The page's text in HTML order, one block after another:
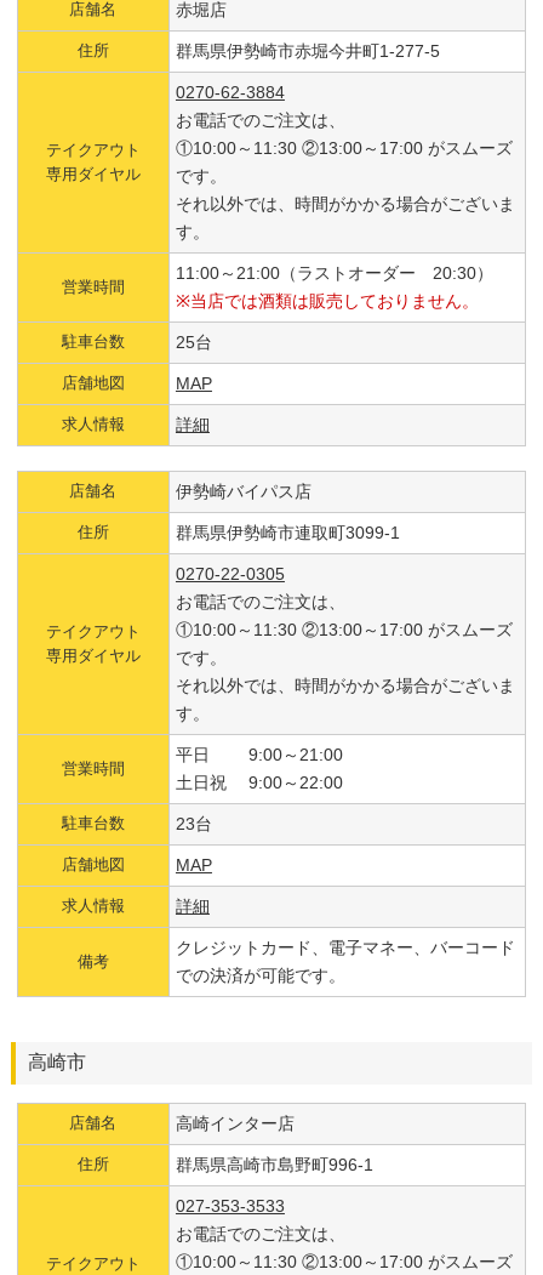
店舗名 赤堀店
住所 群馬県伊勢崎市赤堀今井町1-277-5
テイクアウト
専用ダイヤル
0270-62-3884
お電話でのご注文は、
①10:00～11:30 ②13:00～17:00 がスムーズ
です。
それ以外では、時間がかかる場合がございま
す。
営業時間
11:00～21:00（ラストオーダー 20:30）
※当店では酒類は販売しておりません。
駐車台数 25台
店舗地図 MAP
求人情報 詳細
店舗名 伊勢崎バイパス店
住所 群馬県伊勢崎市連取町3099-1
テイクアウト
専用ダイヤル
0270-22-0305
お電話でのご注文は、
①10:00～11:30 ②13:00～17:00 がスムーズ
です。
それ以外では、時間がかかる場合がございま
す。
営業時間
平日 9:00～21:00
土日祝 9:00～22:00
駐車台数 23台
店舗地図 MAP
求人情報 詳細
備考
クレジットカード、電子マネー、バーコード
での決済が可能です。
高崎市
店舗名 高崎インター店
住所 群馬県高崎市島野町996-1
テイクアウト
027-353-3533
お電話でのご注文は、
①10:00～11:30 ②13:00～17:00 がスムーズ